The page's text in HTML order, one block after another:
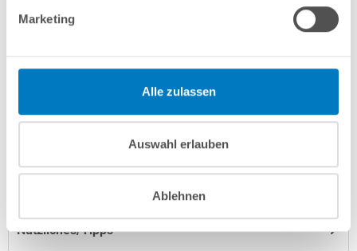
Marketing
Alle zulassen
Auswahl erlauben
Ablehnen
Produktbeschreibung
Herstellerangaben
Anleitungen/Datenblätter
Hinweise zum Versand / zur Lagerung
Nützliches/Tipps